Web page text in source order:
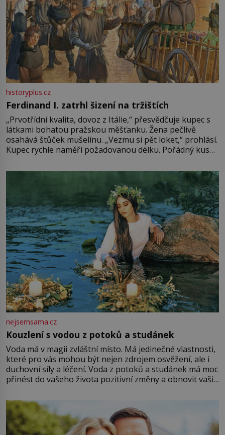
historyplus.cz
Ferdinand I. zatrhl šizení na tržištích
„Prvotřídní kvalita, dovoz z Itálie,“ přesvědčuje kupec s
látkami bohatou pražskou měšťanku. Žena pečlivě
osahává štůček mušelínu. „Vezmu si pět loket,“ prohlásí.
Kupec rychle naměří požadovanou délku. Pořádný kus
milostpaní. Stačí jenom na sukni,“ zhodnotí švadlena
množství růžového mušelínu. „Ošidili vás, podívejte.“
Vezme do ruky dřevěnou
nejsemsama.cz
Kouzlení s vodou z potoků a studánek
Voda má v magii zvláštní místo. Má jedinečné vlastnosti,
které pro vás mohou být nejen zdrojem osvěžení, ale i
duchovní síly a léčení. Voda z potoků a studánek má moc
přinést do vašeho života pozitivní změny a obnovit vaši
můžete obohatit své rituály a přinést do svého života
větší harmonii a klid. Je důležité